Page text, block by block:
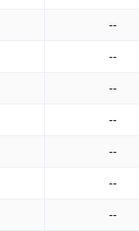
--
--
--
--
--
--
--